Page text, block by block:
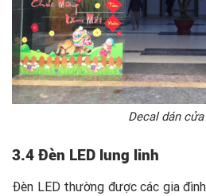
Decal dán
3.4 Đèn LED lung linh
Đèn LED thường được các gia